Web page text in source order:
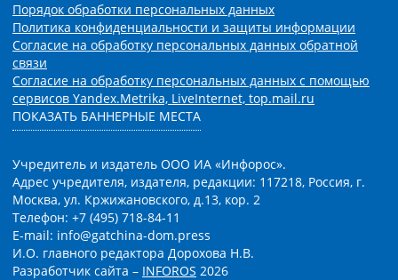
Порядок обработки персональных данных
Политика конфиденциальности и защиты информации
Согласие на обработку персональных данных обратной
связи
Согласие на обработку персональных данных с помощью
сервисов Yandex.Metrika, LiveInternet, top.mail.ru
ПОКАЗАТЬ БАННЕРНЫЕ МЕСТА
Учредитель и издатель ООО ИА «Инфорос».
Адрес учредителя, издателя, редакции: 117218, Россия, г.
Москва, ул. Кржижановского, д.13, кор. 2
Телефон: +7 (495) 718-84-11
E-mail: info@gatchina-dom.press
И.О. главного редактора Дорохова Н.В.
Разработчик сайта – INFOROS 2026